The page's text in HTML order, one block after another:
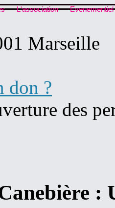
L'association Evenementiel
Marseille
don ?
des
: